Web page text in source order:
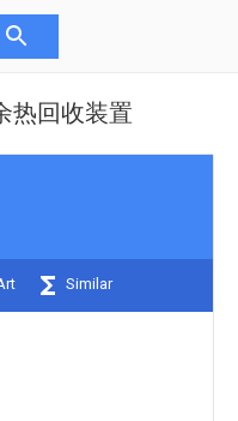
热回收装置
Similar